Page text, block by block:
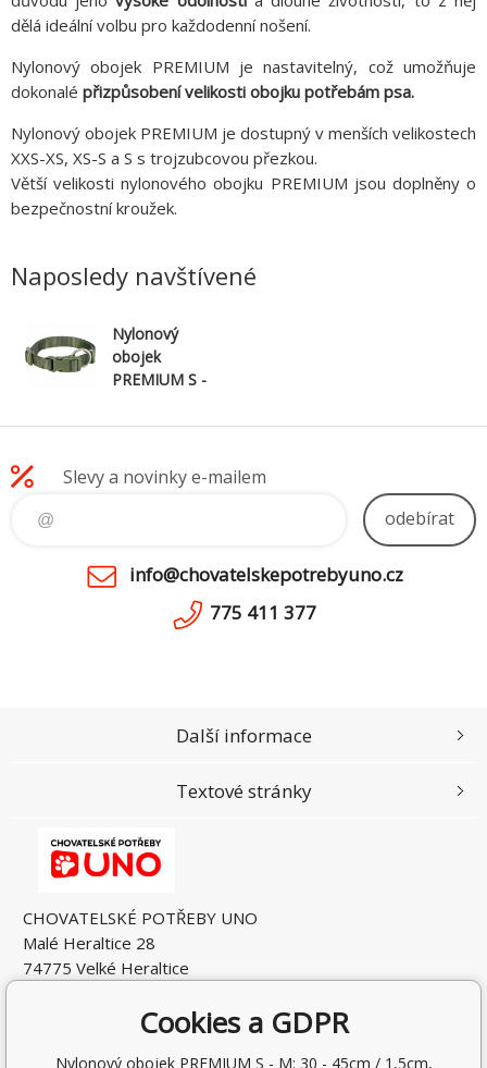
dělá ideální volbu pro každodenní nošení.
Nylonový obojek PREMIUM je nastavitelný, což umožňuje
dokonalé přizpůsobení velikosti obojku potřebám psa.
Nylonový obojek PREMIUM je dostupný v menších velikostech
XXS-XS, XS-S a S s trojzubcovou přezkou.
Větší velikosti nylonového obojku PREMIUM jsou doplněny o
bezpečnostní kroužek.
Naposledy navštívené
Nylonový
obojek
PREMIUM S -
1,5cm, olivově
Slevy a novinky e-mailem
odebírat
info@chovatelskepotrebyuno.cz
775 411 377
CHOVATELSKÉ POTŘEBY UNO
Malé Heraltice 28
74775 Velké Heraltice
Další informace
Textové stránky
Cookies a GDPR
Nylonový obojek PREMIUM S - M: 30 - 45cm / 1,5cm,